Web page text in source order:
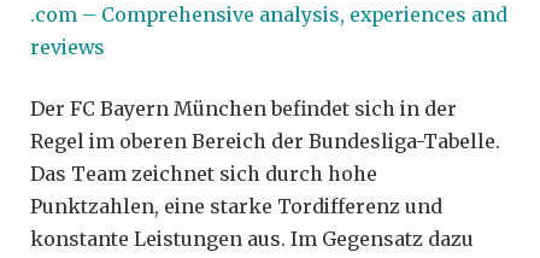
.com – Comprehensive analysis, experiences and
reviews
Der FC Bayern München befindet sich in der
Regel im oberen Bereich der Bundesliga-Tabelle.
Das Team zeichnet sich durch hohe
Punktzahlen, eine starke Tordifferenz und
konstante Leistungen aus. Im Gegensatz dazu